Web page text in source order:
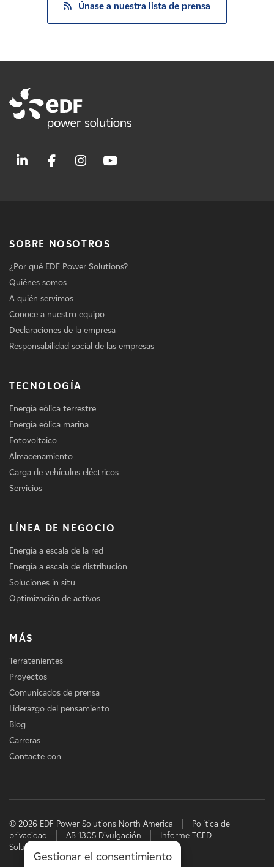
Únase a nuestra lista de prensa
SOBRE NOSOTROS
¿Por qué EDF Power Solutions?
Quiénes somos
A quién servimos
Conoce a nuestro equipo
Declaraciones de la empresa
Responsabilidad social de las empresas
TECNOLOGÍA
Energía eólica terrestre
Energía eólica marina
Fotovoltaico
Almacenamiento
Carga de vehículos eléctricos
Servicios
LÍNEA DE NEGOCIO
Energía a escala de la red
Energía a escala de distribución
Soluciones in situ
Optimización de activos
MÁS
Terratenientes
Proyectos
Comunicados de prensa
Liderazgo del pensamiento
Blog
Carreras
Contacte con
© 2026 EDF Power Solutions North America
Política de
privacidad
AB 1305 Divulgación
Informe TCFD
Soluciones energéticas de EDF
Gestionar el consentimiento